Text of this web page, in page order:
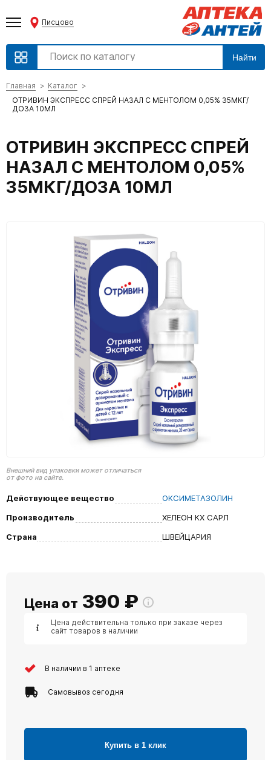
Писцово
Найти
Главная
Каталог
ОТРИВИН ЭКСПРЕСС СПРЕЙ НАЗАЛ С МЕНТОЛОМ 0,05% 35МКГ/
ДОЗА 10МЛ
ОТРИВИН ЭКСПРЕСС СПРЕЙ
НАЗАЛ С МЕНТОЛОМ 0,05%
35МКГ/ДОЗА 10МЛ
Внешний вид упаковки может отличаться
от фото на сайте.
Действующее вещество
ОКСИМЕТАЗОЛИН
Производитель
ХЕЛЕОН КХ САРЛ
Страна
ШВЕЙЦАРИЯ
Цена от 390 ₽
Цена действительна только при заказе через
сайт товаров в наличии
В наличии в 1 аптеке
Самовывоз сегодня
Купить в 1 клик